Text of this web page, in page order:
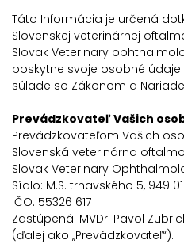
Táto Informácia je určená
Slovenskej veterinárnej
Slovak Veterinary
poskytne svoje osobné
súlade so Zákonom a
Prevádzkovateľ Vašich
Prevádzkovateľom Vašich
Slovenská veterinárna
Slovak Veterinary
Sídlo: M.S. trnavského 5, 949
IČO: 55326 617
Zastúpená: MVDr. Pavol
(ďalej ako „Prevádzkovateľ“).